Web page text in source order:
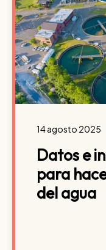
14 agosto 2025
Datos e
para
del agua